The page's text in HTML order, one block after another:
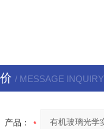
/ MESSAGE INQUIRY
产品：